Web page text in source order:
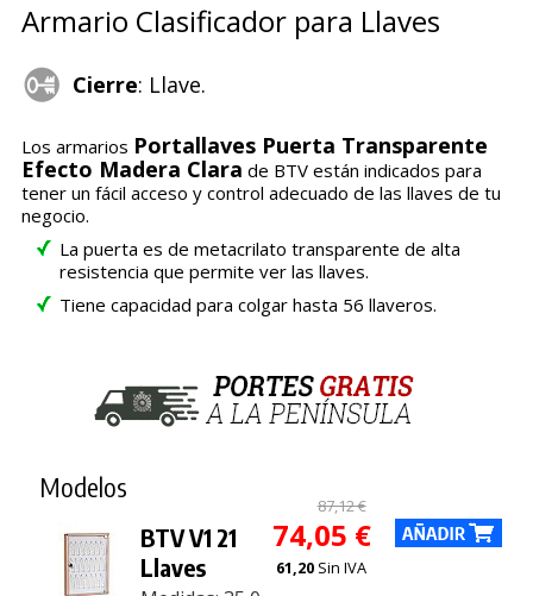
Armario Clasificador para Llaves
Cierre: Llave.
Los armarios Portallaves Puerta Transparente
Efecto Madera Clara de BTV están indicados para
tener un fácil acceso y control adecuado de las llaves de tu
negocio.
La puerta es de metacrilato transparente de alta
resistencia que permite ver las llaves.
Tiene capacidad para colgar hasta 56 llaveros.
Modelos
BTV V1 21
Llaves
87,12 €
74,05 €
61,20 Sin IVA